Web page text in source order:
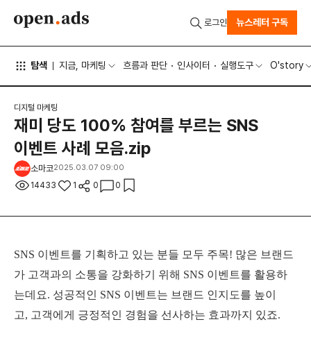
탐색 지금, 마케팅 흐름과 판단 인사이터 실행도구 O'story
로그인 뉴스레터 구독
디지털 마케팅
재미 당도 100% 참여를 부르는 SNS
이벤트 사례 모음.zip
소마코2025.03.07 09:00
14433 1 0 0
SNS 이벤트를 기획하고 있는 분들 모두 주목! 많은 브랜드
가 고객과의 소통을 강화하기 위해 SNS 이벤트를 활용하
는데요. 성공적인 SNS 이벤트는 브랜드 인지도를 높이
고, 고객에게 긍정적인 경험을 선사하는 효과까지 있죠.